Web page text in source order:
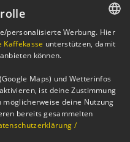
GERMAN
personalisierte Werbung. Hier
Kaffekasse unterstützen, damit
können.
Maps) und Wetterinfos
ist deine Zustimmung
deine Nutzung
bereits gesammelten
/